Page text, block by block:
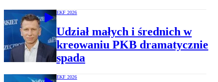
EKF 2026
Udział małych i średnich w
kreowaniu PKB dramatycznie
spada
EKF 2026